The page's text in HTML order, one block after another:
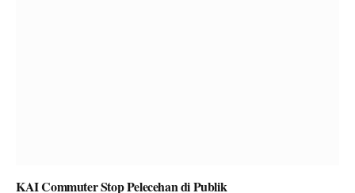
KAI Commuter Stop Pelecehan di Publik